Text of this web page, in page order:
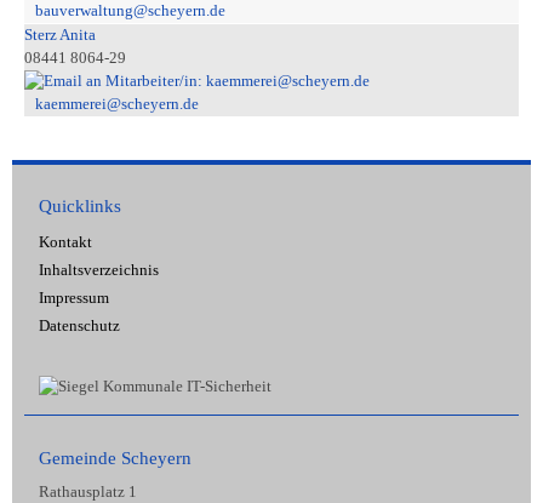
bauverwaltung@scheyern.de
Sterz Anita
08441 8064-29
kaemmerei@scheyern.de
Quicklinks
Kontakt
Inhaltsverzeichnis
Impressum
Datenschutz
Gemeinde Scheyern
Rathausplatz 1